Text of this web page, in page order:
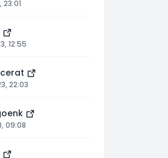
23:01
12:55
22:03
09:08